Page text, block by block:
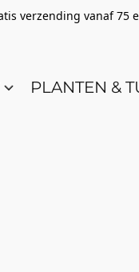
verzending vanaf
PLANTEN &